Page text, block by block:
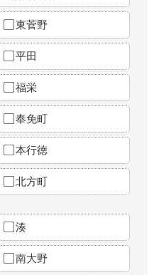
東菅野
平田
福栄
奉免町
本行徳
北方町
湊
南大野